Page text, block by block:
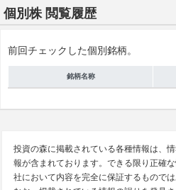
個別株 閲覧履歴
前回チェックした個別銘柄。
銘柄名称
投資の森に掲載されている各種情報は、
報が含まれております。できる限り正確
社において内容を完全に保証するものでは